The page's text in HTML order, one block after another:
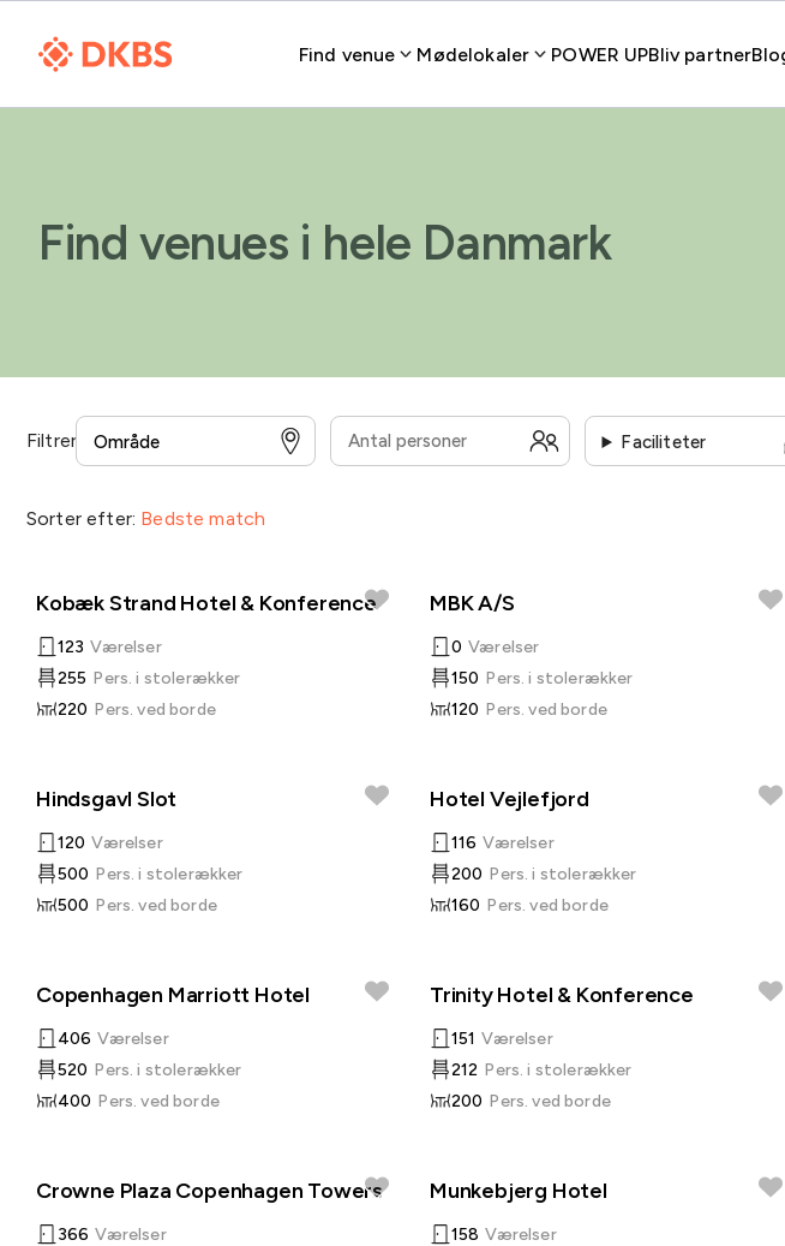
Find venue Mødelokaler POWER UPBliv partner
Find venues i hele Danmark
Filtrer Faciliteter
Sorter efter: Bedste match
Kobæk Strand Hotel & Konference
123 Værelser
255 Pers. i stolerækker
220 Pers. ved borde
MBK A/S
0 Værelser
150 Pers. i stolerækker
120 Pers. ved borde
Hindsgavl Slot
120 Værelser
500 Pers. i stolerækker
500 Pers. ved borde
Hotel Vejlefjord
116 Værelser
200 Pers. i stolerækker
160 Pers. ved borde
Copenhagen Marriott Hotel
406 Værelser
520 Pers. i stolerækker
400 Pers. ved borde
Trinity Hotel & Konference
151 Værelser
212 Pers. i stolerækker
200 Pers. ved borde
Crowne Plaza Copenhagen Towers
366 Værelser
Munkebjerg Hotel
158 Værelser